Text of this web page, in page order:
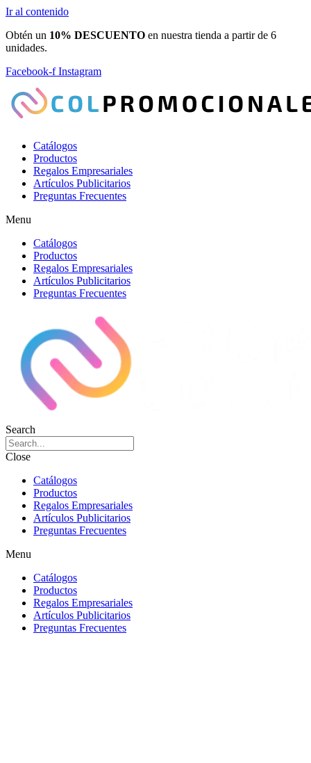
Ir al contenido
Obtén un 10% DESCUENTO en nuestra tienda a partir de 6
unidades.
Facebook-f Instagram
Catálogos
Productos
Regalos Empresariales
Artículos Publicitarios
Preguntas Frecuentes
Menu
Catálogos
Productos
Regalos Empresariales
Artículos Publicitarios
Preguntas Frecuentes
Search
Close
Catálogos
Productos
Regalos Empresariales
Artículos Publicitarios
Preguntas Frecuentes
Menu
Catálogos
Productos
Regalos Empresariales
Artículos Publicitarios
Preguntas Frecuentes